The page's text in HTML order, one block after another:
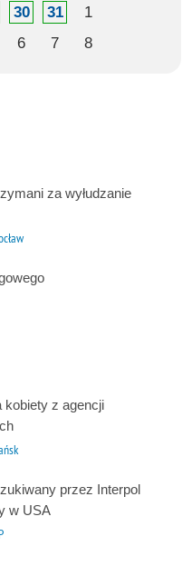
30 31
1
6 7 8
za wyłudzanie
kobiety z agencji
przez Interpol
w USA